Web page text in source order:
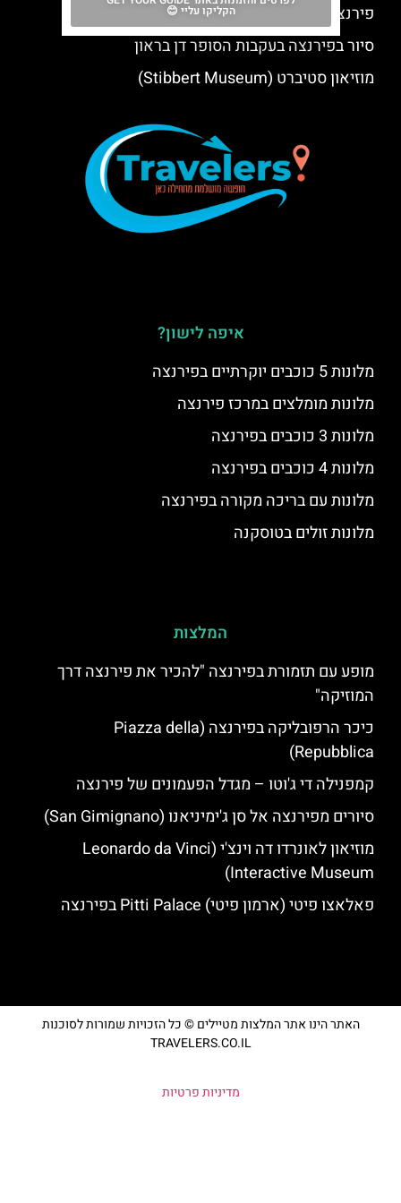
פירנצה בכריסמס – חג המולד בפירנצה
סיור בפירנצה בעקבות הסופר דן בראון
מוזיאון סטיברט (Stibbert Museum)
איפה לישון?
מלונות 5 כוכבים יוקרתיים בפירנצה
מלונות מומלצים במרכז פירנצה
מלונות 3 כוכבים בפירנצה
מלונות 4 כוכבים בפירנצה
מלונות עם בריכה מקורה בפירנצה
מלונות זולים בטוסקנה
המלצות
מופע עם תזמורת בפירנצה "להכיר את פירנצה דרך
המוזיקה"
כיכר הרפובליקה בפירנצה (Piazza della
Repubblica)
קמפנילה די ג'וטו – מגדל הפעמונים של פירנצה
סיורים מפירנצה אל סן ג'ימיניאנו (San Gimignano)
מוזיאון לאונרדו דה וינצ'י (Leonardo da Vinci
Interactive Museum)
פאלאצו פיטי (ארמון פיטי) Pitti Palace בפירנצה
האתר הינו אתר המלצות מטיילים © כל הזכויות שמורות לסוכנות
TRAVELERS.CO.IL
מדיניות פרטיות
הקליקו עליי 😊